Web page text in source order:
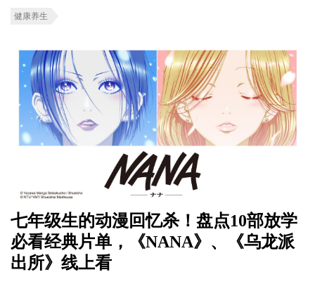
健康养生
七年级生的动漫回忆杀！盘点10部放学
必看经典片单，《NANA》、《乌龙派
出所》线上看